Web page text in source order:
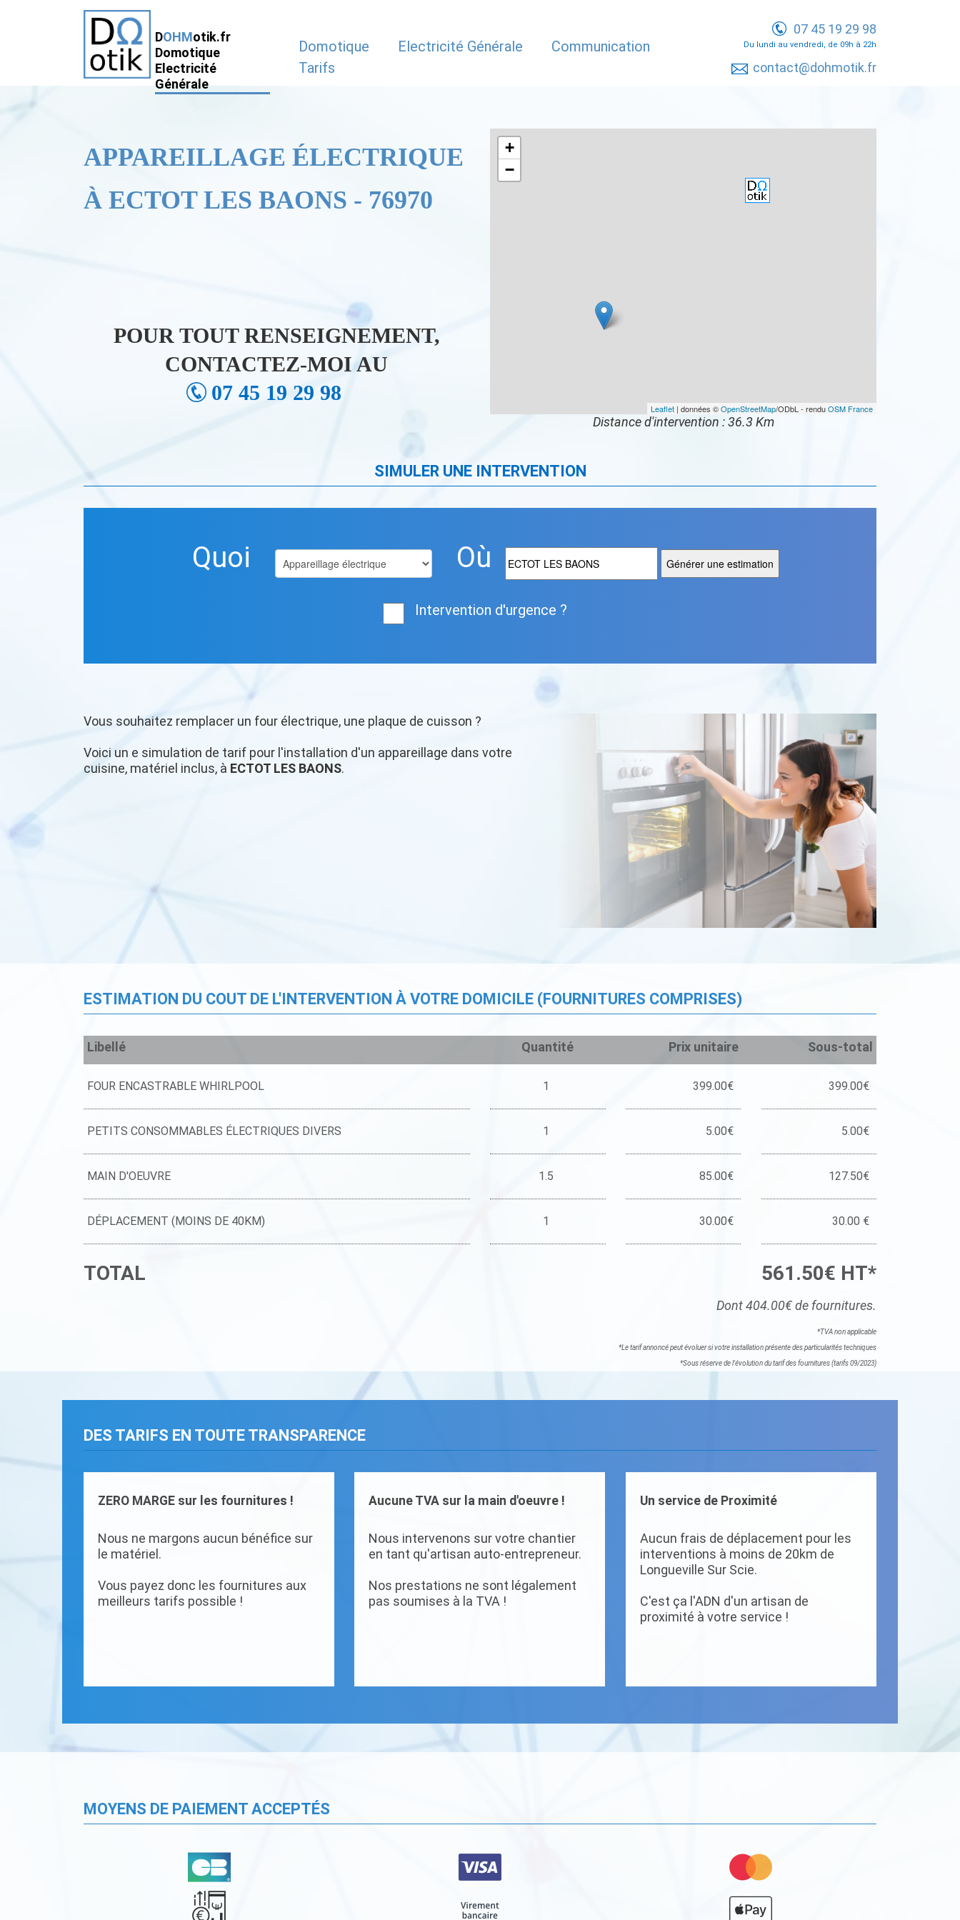
DOHMotik.fr
Domotique
Electricité
Générale
Domotique Electricité Générale
Communication
Tarifs
07 45 19 29 98
Du lundi au vendredi, de 09h à 22h
contact@dohmotik.fr
APPAREILLAGE ÉLECTRIQUE
À ECTOT LES BAONS - 76970
POUR TOUT RENSEIGNEMENT,
CONTACTEZ-MOI AU
07 45 19 29 98
+
−
Leaflet| données ©OpenStreetMap/ODbL - renduOSM France
Distance d'intervention : 36.3 Km
SIMULER UNE INTERVENTION
Quoi Où
Intervention d'urgence ?
Vous souhaitez remplacer un four électrique, une plaque de cuisson ?
Voici un e simulation de tarif pour l'installation d'un appareillage dans votre
cuisine, matériel inclus, à ECTOT LES BAONS.
ESTIMATION DU COUT DE L'INTERVENTION À VOTRE DOMICILE (FOURNITURES COMPRISES)
Libellé Quantité Prix unitaire Sous-total
FOUR ENCASTRABLE WHIRLPOOL 1 399.00€ 399.00€
PETITS CONSOMMABLES ÉLECTRIQUES DIVERS 1 5.00€ 5.00€
MAIN D'OEUVRE 1.5 85.00€ 127.50€
DÉPLACEMENT (MOINS DE 40KM) 1 30.00€ 30.00 €
TOTAL 561.50€ HT*
Dont 404.00€ de fournitures.
*TVA non applicable
*Le tarif annoncé peut évoluer si votre installation présente des particularités techniques
*Sous réserve de l'évolution du tarif des fournitures (tarifs 09/2023)
DES TARIFS EN TOUTE TRANSPARENCE
ZERO MARGE sur les fournitures !
Nous ne margons aucun bénéfice sur
le matériel.
Vous payez donc les fournitures aux
meilleurs tarifs possible !
Aucune TVA sur la main d'oeuvre !
Nous intervenons sur votre chantier
en tant qu'artisan auto-entrepreneur.
Nos prestations ne sont légalement
pas soumises à la TVA !
Un service de Proximité
Aucun frais de déplacement pour les
interventions à moins de 20km de
Longueville Sur Scie.
C'est ça l'ADN d'un artisan de
proximité à votre service !
MOYENS DE PAIEMENT ACCEPTÉS